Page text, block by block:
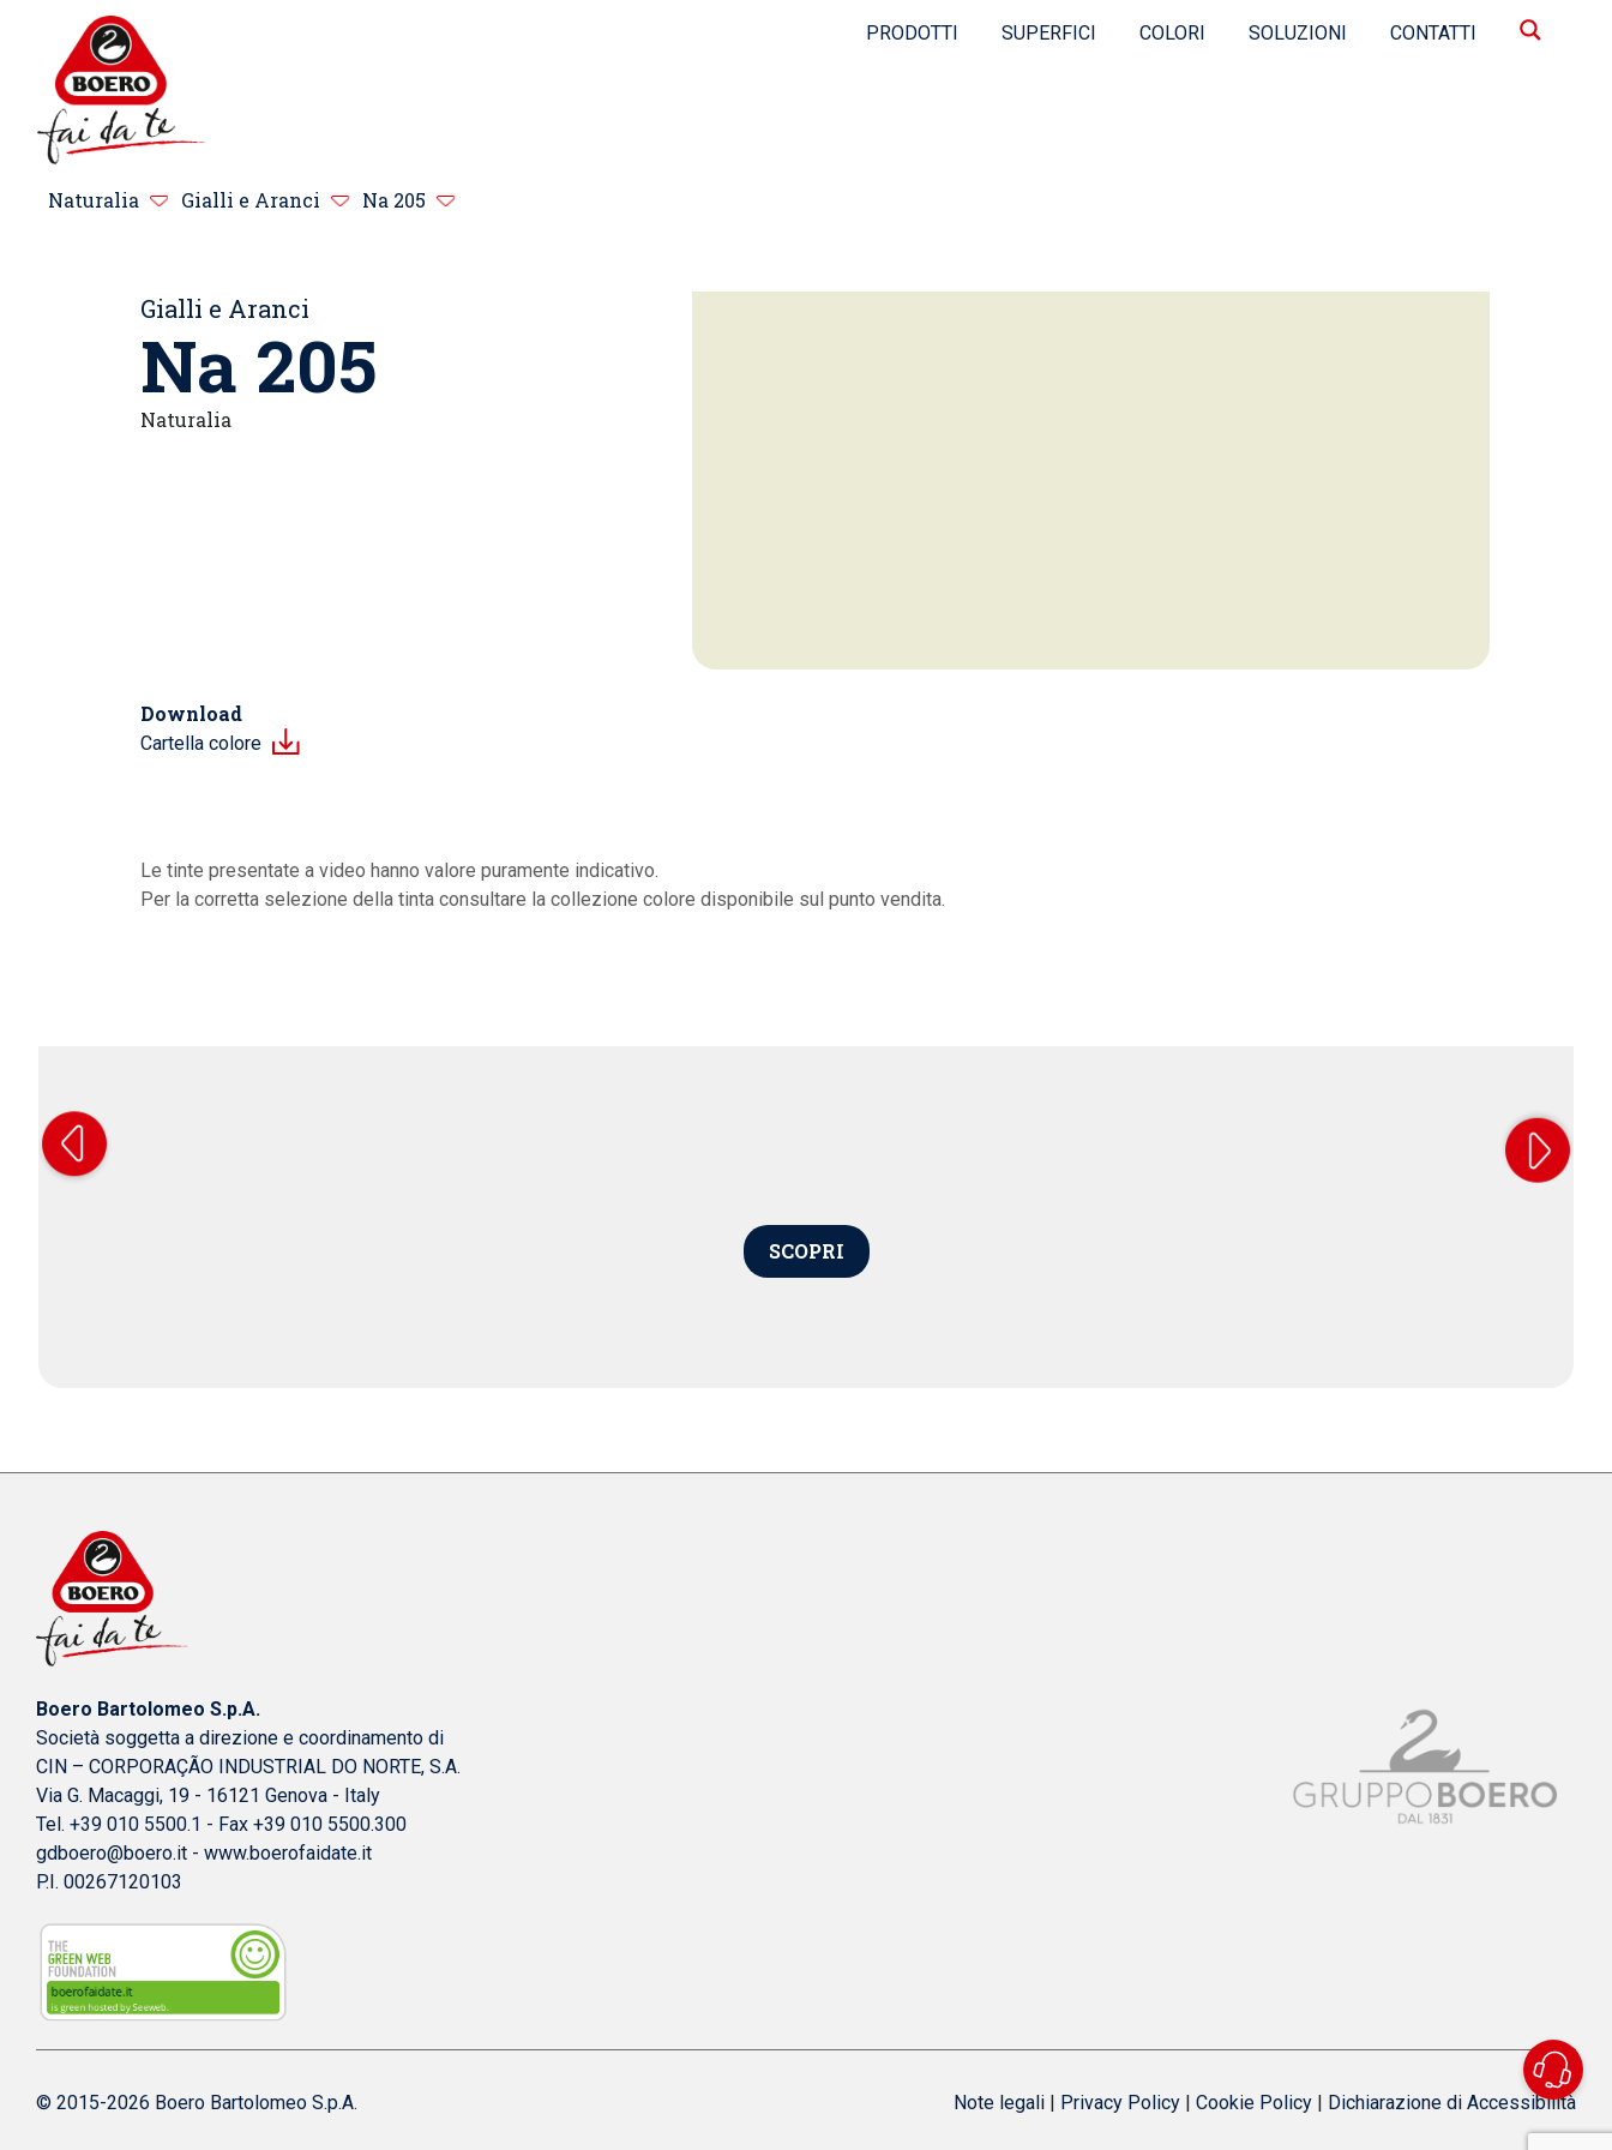
PRODOTTI SUPERFICI COLORI SOLUZIONI CONTATTI
Naturalia Gialli e Aranci Na 205
Gialli e Aranci
Na 205
Naturalia
Download
Cartella colore
Le tinte presentate a video hanno valore puramente indicativo.
Per la corretta selezione della tinta consultare la collezione colore disponibile sul punto vendita.
SCOPRI
Boero Bartolomeo S.p.A.
Società soggetta a direzione e coordinamento di
CIN – CORPORAÇÃO INDUSTRIAL DO NORTE, S.A.
Via G. Macaggi, 19 - 16121 Genova - Italy
Tel. +39 010 5500.1 - Fax +39 010 5500.300
gdboero@boero.it - www.boerofaidate.it
P.I. 00267120103
© 2015-2026 Boero Bartolomeo S.p.A. Note legali | Privacy Policy | Cookie Policy | Dichiarazione di Accessibilità